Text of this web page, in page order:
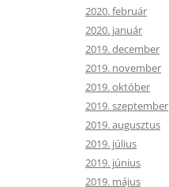
2020. február
2020. január
2019. december
2019. november
2019. október
2019. szeptember
2019. augusztus
2019. július
2019. június
2019. május